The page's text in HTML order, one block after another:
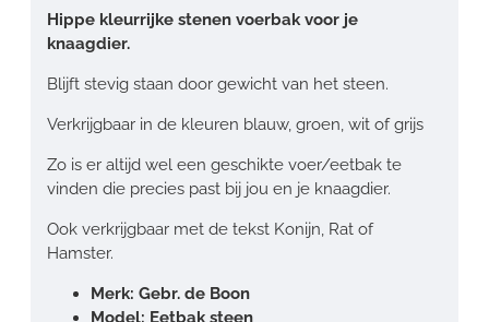
Hippe kleurrijke stenen voerbak voor je
knaagdier.
Blijft stevig staan door gewicht van het steen.
Verkrijgbaar in de kleuren blauw, groen, wit of grijs
Zo is er altijd wel een geschikte voer/eetbak te
vinden die precies past bij jou en je knaagdier.
Ook verkrijgbaar met de tekst Konijn, Rat of
Hamster.
Merk: Gebr. de Boon
Model: Eetbak steen